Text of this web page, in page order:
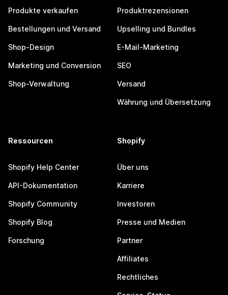
Produkte verkaufen
Bestellungen und Versand
Shop-Design
Marketing und Conversion
Shop-Verwaltung
Produktrezensionen
Upselling und Bundles
E-Mail-Marketing
SEO
Versand
Währung und Übersetzung
Ressourcen
Shopify Help Center
API-Dokumentation
Shopify Community
Shopify Blog
Forschung
Shopify
Über uns
Karriere
Investoren
Presse und Medien
Partner
Affiliates
Rechtliches